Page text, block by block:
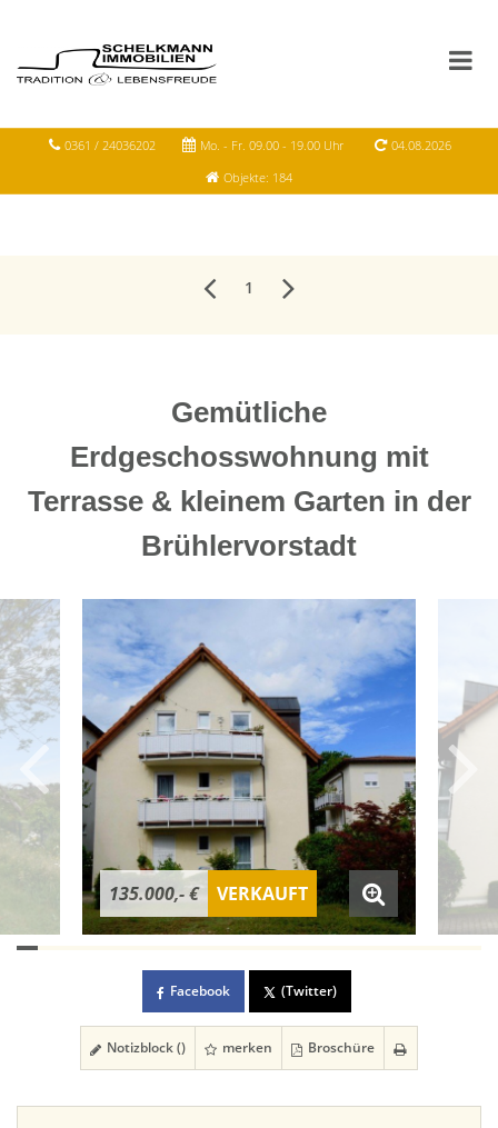
0361 / 24036202 Mo. - Fr. 09.00 - 19.00 Uhr
04.08.2026
Objekte: 184
1
Gemütliche
Erdgeschosswohnung mit
Terrasse & kleinem Garten in der
Brühlervorstadt
135.000,- € VERKAUFT
Facebook (Twitter)
Notizblock () merken Broschüre